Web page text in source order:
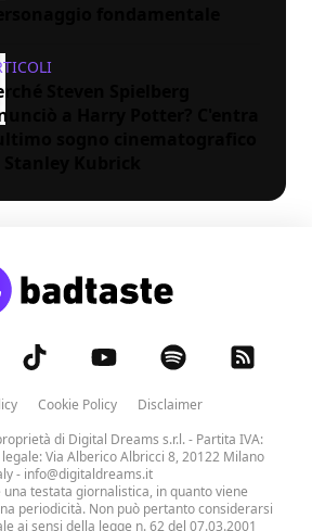
Steven Spielberg
a Harry Potter? C'entra
Cookie Policy
Disclaimer
di Digital Dreams s.r.l.- Partita IVA:
Via Alberico Albricci 8, 20122 Milano
- info@digitaldreams.it
una testata giornalistica, in quanto viene
periodicità. Non può pertanto considerarsi
ai sensi della legge n. 62 del 07.03.2001